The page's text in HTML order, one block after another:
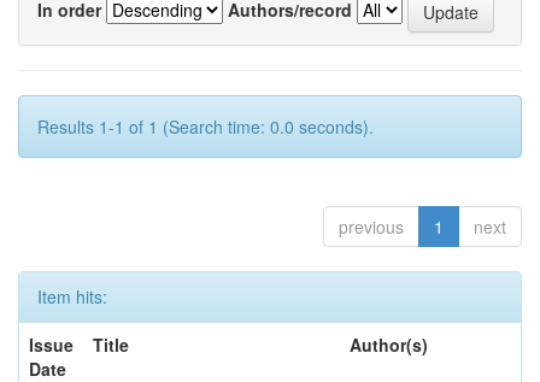
In order
Authors/record
Results 1-1 of 1 (Search time: 0.0 seconds).
previous 1 next
Item hits:
Issue
Date
Title Author(s)